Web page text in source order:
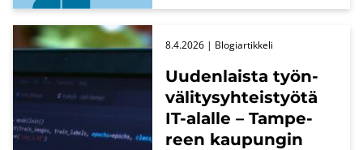
Uu­den­lais­ta työn­
vä­li­ty­syh­teis­työ­tä
IT-​alalle – Tam­pe­
reen kau­pun­gin
8.4.2026 | Blo­giar­tik­ke­li